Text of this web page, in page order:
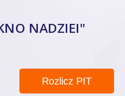
NADZIEI"
Rozlicz PIT